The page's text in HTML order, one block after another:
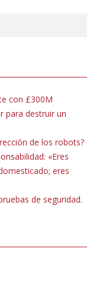
con £300M
para destruir un
de los robots?
«Eres
eres
de seguridad.